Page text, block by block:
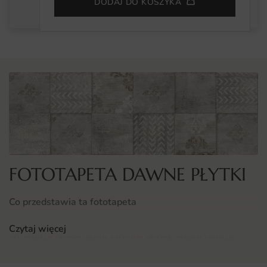
FOTOTAPETA DAWNE PŁYTKI
Co przedstawia ta fototapeta
strukturze powierzchni. Drobne detale wzoru tworzą
Czytaj więcej